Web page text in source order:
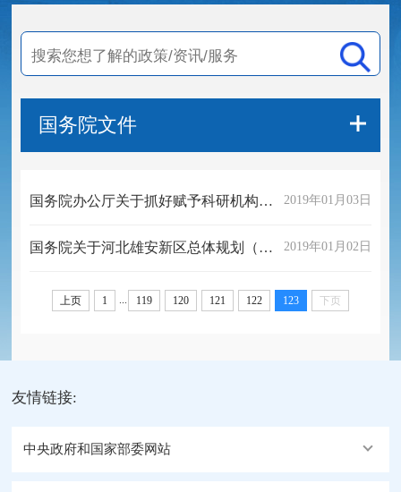
国务院文件
2019年01月03日
国务院办公厅关于抓好赋予科研机构和人员更大自主权有关文件贯彻落实工作的通知
2019年01月02日
国务院关于河北雄安新区总体规划（2018—2035年）的批复
上页 1 ... 119 120 121 122 123 下页
友情链接:
中央政府和国家部委网站